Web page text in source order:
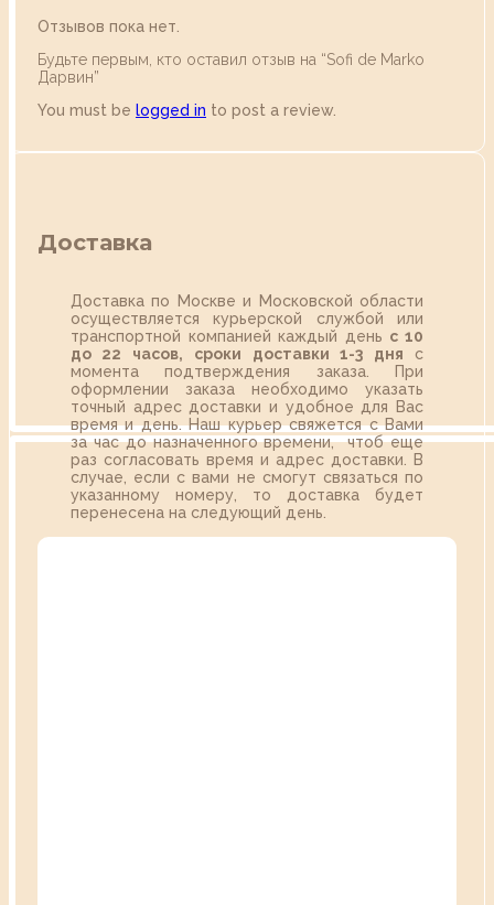
Отзывов пока нет.
Будьте первым, кто оставил отзыв на “Sofi de Marko
Дарвин”
You must be logged in to post a review.
Доставка
Доставка по Москве и Московской области
осуществляется курьерской службой или
транспортной компанией каждый день с 10
до 22 часов,
сроки доставки 1-3 дня с
момента подтверждения заказа. При
оформлении заказа необходимо указать
точный адрес доставки и удобное для Вас
время и день. Наш курьер свяжется с Вами
за час до назначенного времени, чтоб еще
раз согласовать время и адрес доставки. В
случае, если с вами не смогут связаться по
указанному номеру, то доставка будет
перенесена на следующий день.